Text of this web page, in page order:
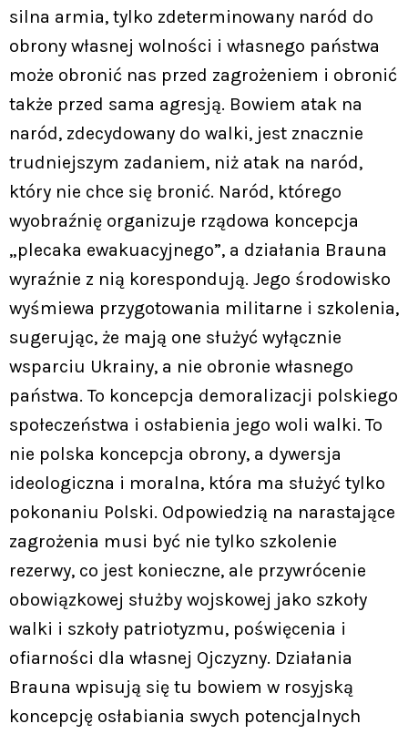
silna armia, tylko zdeterminowany naród do
obrony własnej wolności i własnego państwa
może obronić nas przed zagrożeniem i obronić
także przed sama agresją. Bowiem atak na
naród, zdecydowany do walki, jest znacznie
trudniejszym zadaniem, niż atak na naród,
który nie chce się bronić. Naród, którego
wyobraźnię organizuje rządowa koncepcja
„plecaka ewakuacyjnego”, a działania Brauna
wyraźnie z nią korespondują. Jego środowisko
wyśmiewa przygotowania militarne i szkolenia,
sugerując, że mają one służyć wyłącznie
wsparciu Ukrainy, a nie obronie własnego
państwa. To koncepcja demoralizacji polskiego
społeczeństwa i osłabienia jego woli walki. To
nie polska koncepcja obrony, a dywersja
ideologiczna i moralna, która ma służyć tylko
pokonaniu Polski. Odpowiedzią na narastające
zagrożenia musi być nie tylko szkolenie
rezerwy, co jest konieczne, ale przywrócenie
obowiązkowej służby wojskowej jako szkoły
walki i szkoły patriotyzmu, poświęcenia i
ofiarności dla własnej Ojczyzny. Działania
Brauna wpisują się tu bowiem w rosyjską
koncepcję osłabiania swych potencjalnych